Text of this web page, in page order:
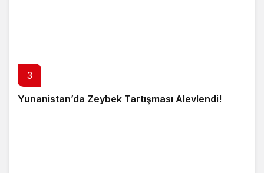
3
Yunanistan’da Zeybek Tartışması Alevlendi!